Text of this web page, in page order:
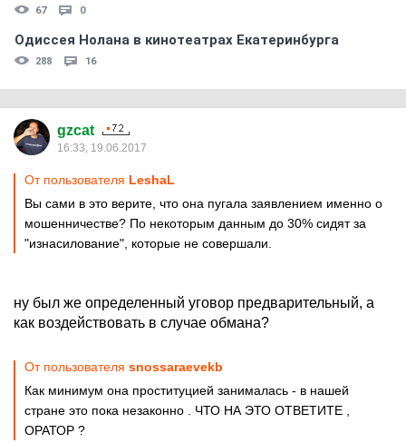
67 0
Одиссея Нолана в кинотеатрах Екатеринбурга
288 16
gzcat
16:33, 19.06.2017
От пользователя LeshaL
Вы сами в это верите, что она пугала заявлением именно о
мошенничестве? По некоторым данным до 30% сидят за
"изнасилование", которые не совершали.
ну был же определенный уговор предварительный, а
как воздействовать в случае обмана?
От пользователя snossaraevekb
Как минимум она проституцией занималась - в нашей
стране это пока незаконно . ЧТО НА ЭТО ОТВЕТИТЕ ,
ОРАТОР ?